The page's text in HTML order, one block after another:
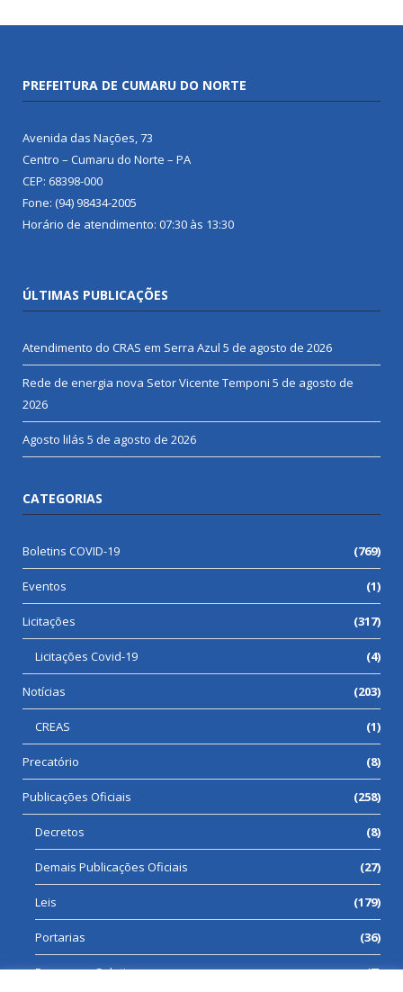
PREFEITURA DE CUMARU DO NORTE
Avenida das Nações, 73
Centro – Cumaru do Norte – PA
CEP: 68398-000
Fone: (94) 98434-2005
Horário de atendimento: 07:30 às 13:30
ÚLTIMAS PUBLICAÇÕES
Atendimento do CRAS em Serra Azul 5 de agosto de 2026
Rede de energia nova Setor Vicente Temponi 5 de agosto de
2026
Agosto lilás 5 de agosto de 2026
CATEGORIAS
Boletins COVID-19 (769)
Eventos (1)
Licitações (317)
Licitações Covid-19 (4)
Notícias (203)
CREAS (1)
Precatório (8)
Publicações Oficiais (258)
Decretos (8)
Demais Publicações Oficiais (27)
Leis (179)
Portarias (36)
Processos Seletivos (7)